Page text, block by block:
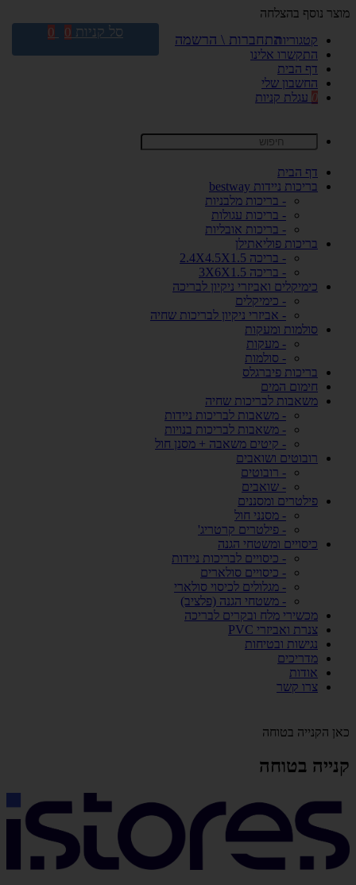
מוצר נוסף בהצלחה
קטגוריות
התקשרו אלינו
דף הבית
החשבון שלי
0 עגלת קניות
דף הבית
בריכות ניידות bestway
- בריכות מלבניות
- בריכות עגולות
- בריכות אובליות
בריכות פוליאתילן
- בריכה 2.4X4.5X1.5
- בריכה 3X6X1.5
כימיקלים ואביזרי ניקיון לבריכה
- כימיקלים
- אביזרי ניקיון לבריכות שחיה
סולמות ומעקות
- מעקות
- סולמות
בריכות פיברגלס
חימום המים
משאבות לבריכות שחיה
- משאבות לבריכות ניידות
- משאבות לבריכות בנויות
- קיטים משאבה + מסנן חול
רובוטים ושואבים
- רובוטים
- שואבים
פילטרים ומסננים
- מסנני חול
- פילטרים קרטריג'
כיסויים ומשטחי הגנה
- כיסויים לבריכות ניידות
- כיסויים סולארים
- מגלולים לכיסוי סולארי
- משטחי הגנה (פלציב)
מכשירי מלח ובקרים לבריכה
צנרת ואביזרי PVC
נגישות ובטיחות
מדריכים
אודות
צרו קשר
כאן הקנייה בטוחה
קנייה בטוחה
התחברות \ הרשמה סל קניות 0
0